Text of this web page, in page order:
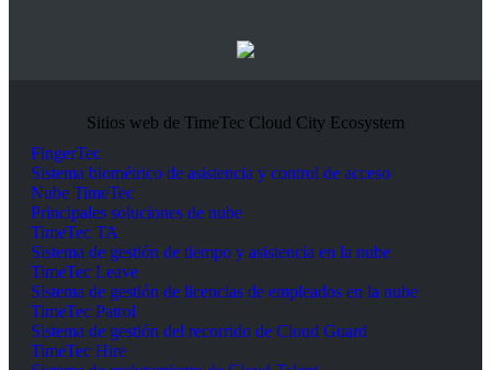
Sitios web de TimeTec Cloud City Ecosystem
FingerTec
Sistema biométrico de asistencia y control de acceso
Nube TimeTec
Principales soluciones de nube
TimeTec TA
Sistema de gestión de tiempo y asistencia en la nube
TimeTec Leave
Sistema de gestión de licencias de empleados en la nube
TimeTec Patrol
Sistema de gestión del recorrido de Cloud Guard
TimeTec Hire